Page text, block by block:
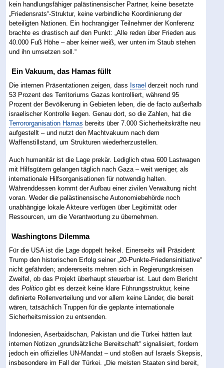
kein handlungsfähiger palästinensischer Partner, keine besetzte
„Friedensrats“-Struktur, keine verbindliche Koordinierung der
beteiligten Nationen. Ein hochrangiger Teilnehmer der Konferenz
brachte es drastisch auf den Punkt: „Alle reden über Frieden aus
40.000 Fuß Höhe – aber keiner weiß, wer unten im Staub stehen
und ihn umsetzen soll.“
Ein Vakuum, das Hamas füllt
Die internen Präsentationen zeigen, dass Israel derzeit noch rund
53 Prozent des Territoriums Gazas kontrolliert, während 95
Prozent der Bevölkerung in Gebieten leben, die de facto außerhalb
israelischer Kontrolle liegen. Genau dort, so die Zahlen, hat die
Terrororganisation Hamas bereits über 7.000 Sicherheitskräfte neu
aufgestellt – und nutzt den Machtvakuum nach dem
Waffenstillstand, um Strukturen wiederherzustellen.
Auch humanitär ist die Lage prekär. Lediglich etwa 600 Lastwagen
mit Hilfsgütern gelangen täglich nach Gaza – weit weniger, als
internationale Hilfsorganisationen für notwendig halten.
Währenddessen kommt der Aufbau einer zivilen Verwaltung nicht
voran. Weder die palästinensische Autonomiebehörde noch
unabhängige lokale Akteure verfügen über Legitimität oder
Ressourcen, um die Verantwortung zu übernehmen.
Washingtons Dilemma
Für die USA ist die Lage doppelt heikel. Einerseits will Präsident
Trump den historischen Erfolg seiner „20-Punkte-Friedensinitiative“
nicht gefährden; andererseits mehren sich in Regierungskreisen
Zweifel, ob das Projekt überhaupt steuerbar ist. Laut dem Bericht
desPolitico gibt es derzeit keine klare Führungsstruktur, keine
definierte Rollenverteilung und vor allem keine Länder, die bereit
wären, tatsächlich Truppen für die geplante internationale
Sicherheitsmission zu entsenden.
Indonesien, Aserbaidschan, Pakistan und die Türkei hätten laut
internen Notizen „grundsätzliche Bereitschaft“ signalisiert, fordern
jedoch ein offizielles UN-Mandat – und stoßen auf Israels Skepsis,
insbesondere im Fall der Türkei. „Die meisten Staaten sind bereit,